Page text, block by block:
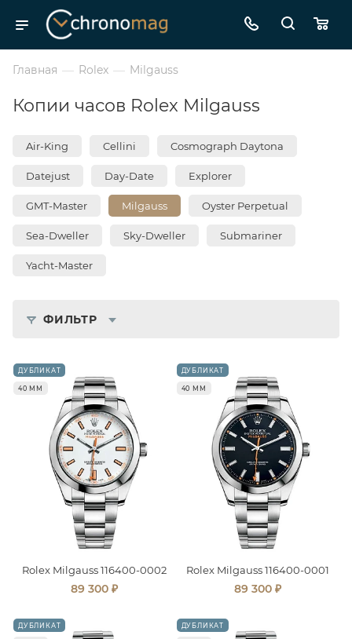
Главная — Rolex — Milgauss
Копии часов Rolex Milgauss
Air-King Cellini Cosmograph Daytona
Datejust Day-Date Explorer
GMT-Master Milgauss Oyster Perpetual
Sea-Dweller Sky-Dweller Submariner
Yacht-Master
ФИЛЬТР
ДУБЛИКАТ
40 ММ
Rolex Milgauss 116400-0002
89 300 ₽
ДУБЛИКАТ
40 ММ
Rolex Milgauss 116400-0001
89 300 ₽
ДУБЛИКАТ ДУБЛИКАТ